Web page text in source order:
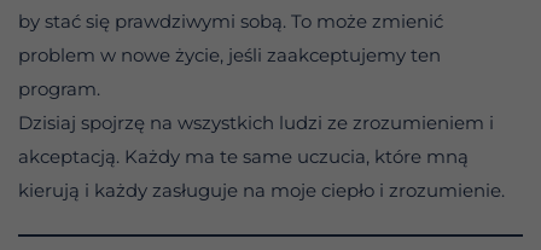
by stać się prawdziwymi sobą. To może zmienić
problem w nowe życie, jeśli zaakceptujemy ten
program.
Dzisiaj spojrzę na wszystkich ludzi ze zrozumieniem i
akceptacją. Każdy ma te same uczucia, które mną
kierują i każdy zasługuje na moje ciepło i zrozumienie.